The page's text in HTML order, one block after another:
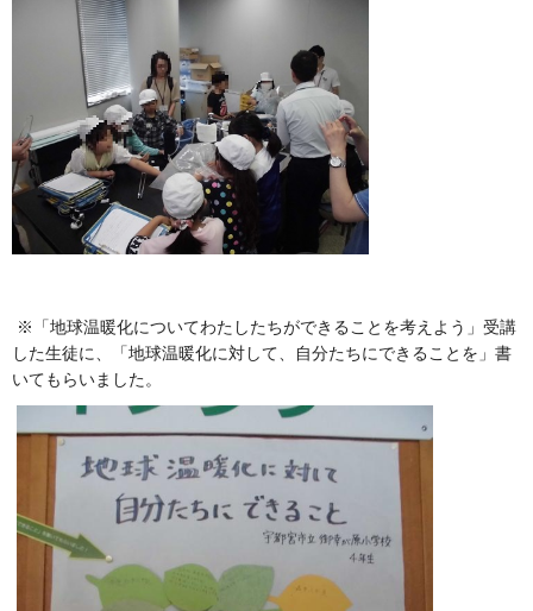
※「地球温暖化についてわたしたちができることを考えよう」受講
した生徒に、「地球温暖化に対して、自分たちにできることを」書
いてもらいました。